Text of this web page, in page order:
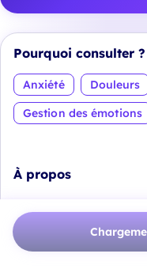
Pourquoi consulter ?
Anxiété Douleurs
Gestion des émotions
À propos
🌸Vous souhaitez
problématiques, ou
🌸